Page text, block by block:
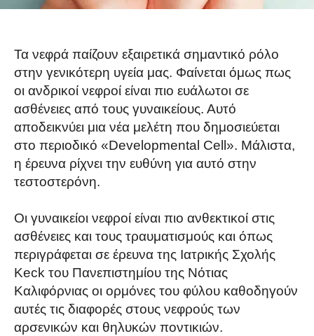
Τα νεφρά παίζουν εξαιρετικά σημαντικό ρόλο
στην γενικότερη υγεία μας. Φαίνεται όμως πως
οι ανδρικοί νεφροί είναι πιο ευάλωτοι σε
ασθένειες από τους γυναικείους. Αυτό
αποδεικνύει μια νέα μελέτη που δημοσιεύεται
στο περιοδικό «Developmental Cell». Μάλιστα,
η έρευνα ρίχνει την ευθύνη για αυτό στην
τεστοστερόνη.
Οι γυναικείοι νεφροί είναι πιο ανθεκτικοί στις
ασθένειες και τους τραυματισμούς και όπως
περιγράφεται σε έρευνα της Ιατρικής Σχολής
Keck του Πανεπιστημίου της Νότιας
Καλιφόρνιας οι ορμόνες του φύλου καθοδηγούν
αυτές τις διαφορές στους νεφρούς των
αρσενικών και θηλυκών ποντικιών.